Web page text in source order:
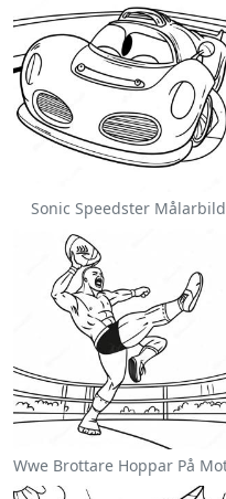
Sonic Speedster Målarbild